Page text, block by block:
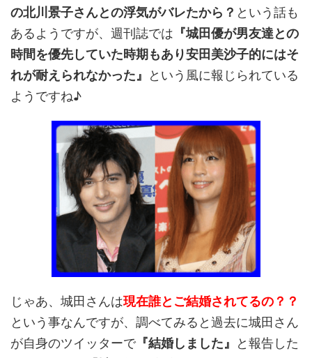
の北川景子さんとの浮気がバレたから？ という話も
あるようですが、週刊誌では 『城田優が男友達との
時間を優先していた時期もあり安田美沙子的にはそ
れが耐えられなかった』
という風に報じられている
ようですね♪
じゃあ、城田さんは現在誰とご結婚されてるの？？
という事なんですが、調べてみると過去に城田さん
が自身のツイッターで『結婚しました』
と報告した